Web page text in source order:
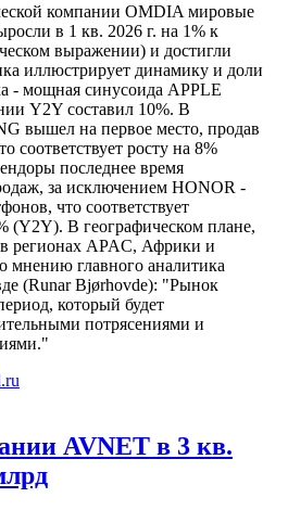
компании OMDIA мировые
в 1 кв. 2026 г. на 1% к
выражении) и достигли
иллюстрирует динамику и доли
- мощная синусоида APPLE
Y2Y составил 10%. В
вышел на первое место, продав
соответствует росту на 8%
последнее время
за исключением HONOR -
что соответствует
(Y2Y). В географическом плане,
в регионах APAC, Африки и
главного аналитика
(Runar Bjørhovde): "Рынок
который будет
потрясениями и
AVNET в 3 кв.